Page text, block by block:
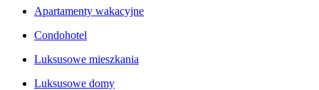
Apartamenty wakacyjne
Condohotel
Luksusowe mieszkania
Luksusowe domy